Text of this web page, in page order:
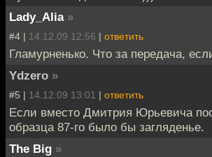
Lady_Alia »
#4 | 14.12.09 12:56 | ответить
Гламурненько. Что за передача,
Ydzero »
#5 | 14.12.09 13:01 | ответить
Если вместо Дмитрия Юрьевича
образца 87-го было бы загляденье.
The Big »